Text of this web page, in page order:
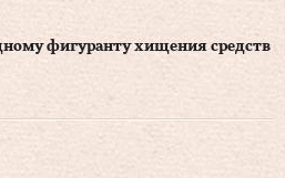
фигуранту хищения средств